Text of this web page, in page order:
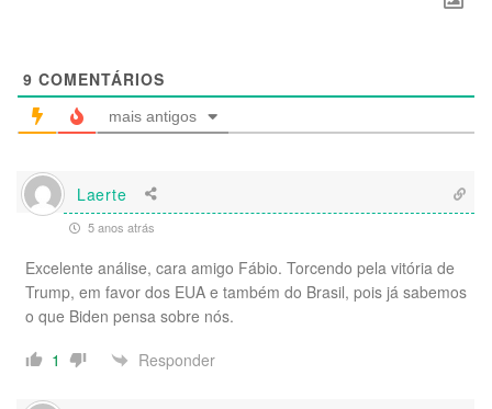
9 COMENTÁRIOS
mais antigos
Laerte
5 anos atrás
Excelente análise, cara amigo Fábio. Torcendo pela vitória de
Trump, em favor dos EUA e também do Brasil, pois já sabemos
o que Biden pensa sobre nós.
1
Responder